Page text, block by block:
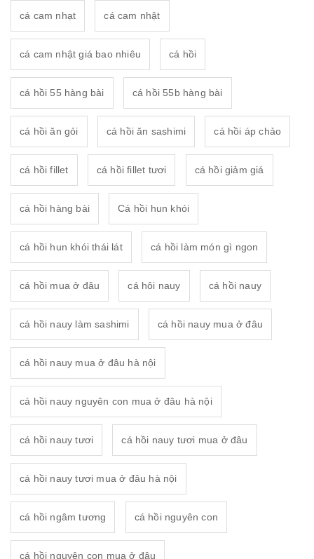
cá cam nhạt cá cam nhật
cá cam nhật giá bao nhiêu cá hồi
cá hồi 55 hàng bài cá hồi 55b hàng bài
cá hồi ăn gỏi cá hồi ăn sashimi cá hồi áp chảo
cá hồi fillet cá hồi fillet tươi cá hồi giảm giá
cá hồi hàng bài Cá hồi hun khói
cá hồi hun khói thái lát cá hồi làm món gì ngon
cá hồi mua ở đâu cá hôi nauy cá hồi nauy
cá hồi nauy làm sashimi cá hồi nauy mua ở đâu
cá hồi nauy mua ở đâu hà nội
cá hồi nauy nguyên con mua ở đâu hà nội
cá hồi nauy tươi cá hồi nauy tươi mua ở đâu
cá hồi nauy tươi mua ở đâu hà nội
cá hồi ngâm tương cá hồi nguyên con
cá hồi nguyên con mua ở đâu